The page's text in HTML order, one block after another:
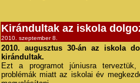
Kirándultak az iskola
2010. szeptember 8.
2010. augusztus 30-án az iskola
kirándultak.
Ezt a programot júniusra
problémák miatt az iskolai év